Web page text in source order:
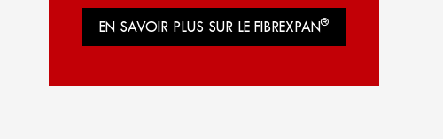
EN SAVOIR PLUS SUR LE FIBREXPAN®